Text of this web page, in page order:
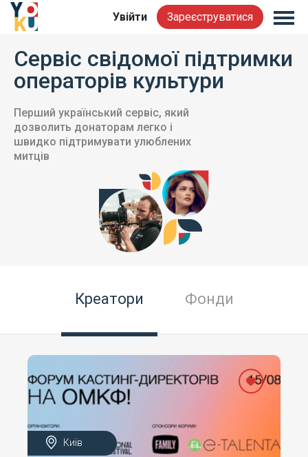
Увійти Зареєструватися
Сервіс свідомої підтримки
операторів культури
Перший український сервіс, який
дозволить донаторам легко і
швидко підтримувати улюблених
митців
Креатори Фонди
Київ